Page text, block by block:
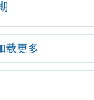
载更多